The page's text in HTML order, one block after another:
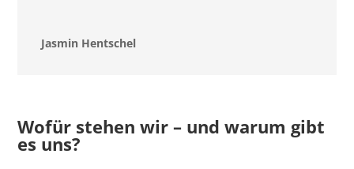
Jasmin Hentschel
Wofür stehen wir – und warum gibt
es uns?